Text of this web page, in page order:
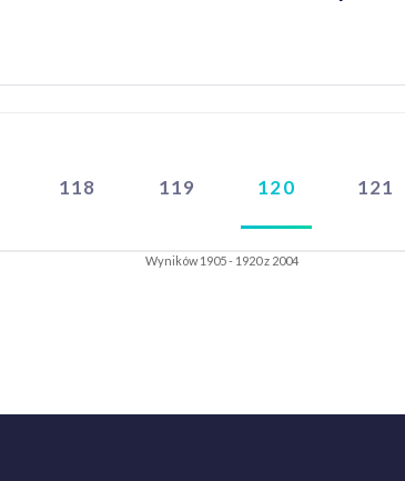
118 119 120 121
Wyników 1905 - 1920 z 2004